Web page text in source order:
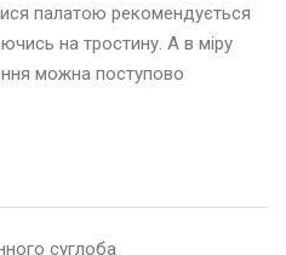
палатою рекомендується
на тростину. А в міру
можна поступово
суглоба